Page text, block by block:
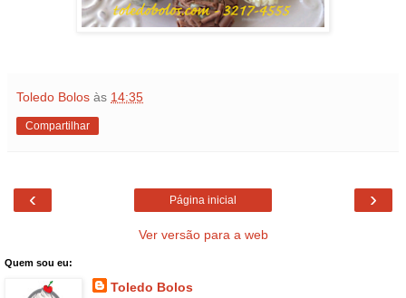
Toledo Bolos às 14:35
Compartilhar
‹ ›
Página inicial
Ver versão para a web
Quem sou eu:
Toledo Bolos